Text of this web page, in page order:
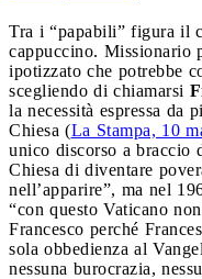
Tra i “papabili” figura il
cappuccino. Missionario
ipotizzato che potrebbe
scegliendo di chiamarsi
la necessità espressa da
Chiesa (La Stampa, 10
unico discorso a braccio
Chiesa di diventare
nell’apparire”, ma nel
“con questo Vaticano
Francesco perché
sola obbedienza al
nessuna burocrazia,